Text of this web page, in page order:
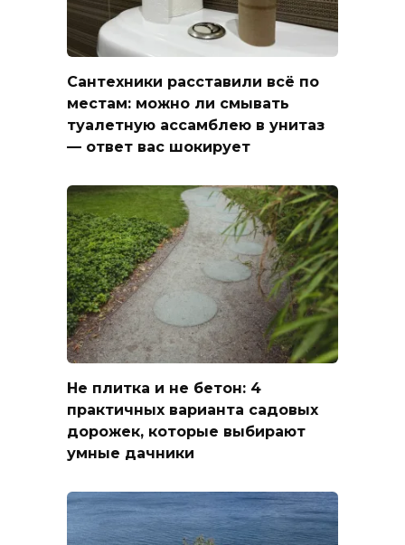
Сантехники расставили всё по
местам: можно ли смывать
туалетную ассамблею в унитаз
— ответ вас шокирует
Не плитка и не бетон: 4
практичных варианта садовых
дорожек, которые выбирают
умные дачники